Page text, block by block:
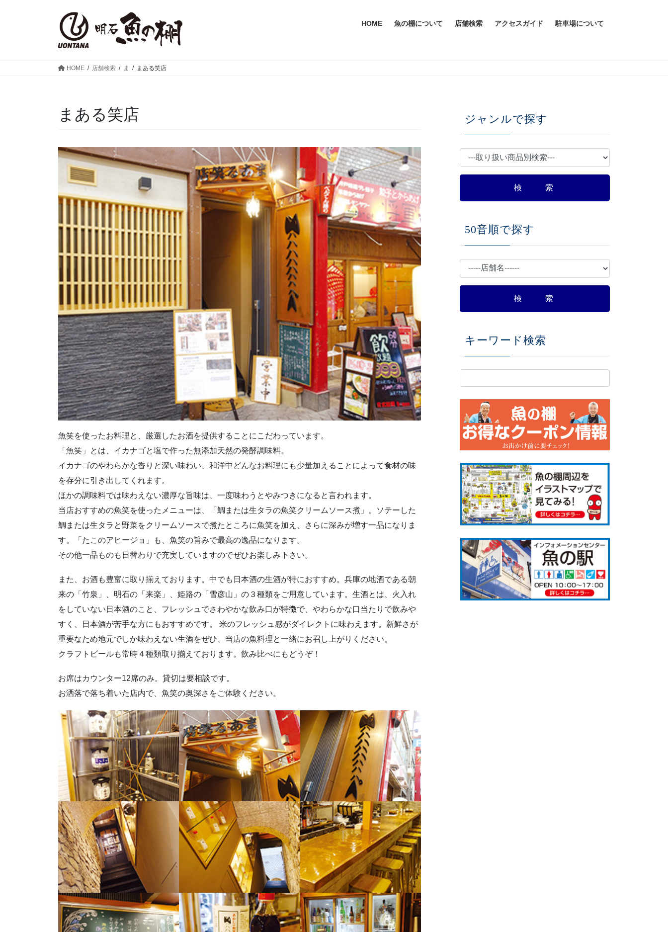
HOME 魚の棚について 店舗検索 アクセスガイド 駐車場について
HOME 店舗検索 ま まある笑店
まある笑店
魚笑を使ったお料理と、厳選したお酒を提供することにこだわっています。
「魚笑」とは、イカナゴと塩で作った無添加天然の発酵調味料。
イカナゴのやわらかな香りと深い味わい、和洋中どんなお料理にも少量加えることによって食材の味
を存分に引き出してくれます。
ほかの調味料では味わえない濃厚な旨味は、一度味わうとやみつきになると言われます。
当店おすすめの魚笑を使ったメニューは、「鯛または生タラの魚笑クリームソース煮」。ソテーした
鯛または生タラと野菜をクリームソースで煮たところに魚笑を加え、さらに深みが増す一品になりま
す。「たこのアヒージョ」も、魚笑の旨みで最高の逸品になります。
その他一品ものも日替わりで充実していますのでぜひお楽しみ下さい。
また、お酒も豊富に取り揃えております。中でも日本酒の生酒が特におすすめ。兵庫の地酒である朝
来の「竹泉」、明石の「来楽」、姫路の「雪彦山」の３種類をご用意しています。生酒とは、火入れ
をしていない日本酒のこと、フレッシュでさわやかな飲み口が特徴で、やわらかな口当たりで飲みや
すく、日本酒が苦手な方にもおすすめです。 米のフレッシュ感がダイレクトに味わえます。新鮮さが
重要なため地元でしか味わえない生酒をぜひ、当店の魚料理と一緒にお召し上がりください。
クラフトビールも常時４種類取り揃えております。飲み比べにもどうぞ！
お席はカウンター12席のみ。貸切は要相談です。
お洒落で落ち着いた店内で、魚笑の奥深さをご体験ください。
ジャンルで探す
50音順で探す
キーワード検索